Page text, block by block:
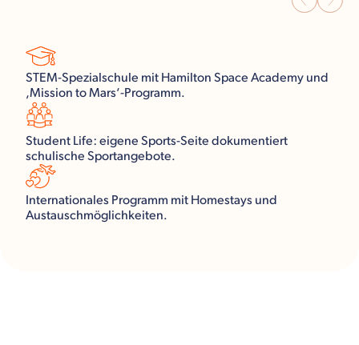
STEM-Spezialschule mit Hamilton Space Academy und
‚Mission to Mars‘-Programm.
Student Life: eigene Sports-Seite dokumentiert
schulische Sportangebote.
Internationales Programm mit Homestays und
Austauschmöglichkeiten.